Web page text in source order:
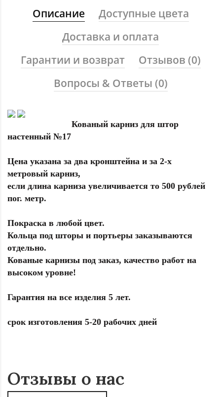
Описание
Доступные цвета
Доставка и оплата
Гарантии и возврат
Отзывов (0)
Вопросы & Ответы (0)
Кованый карниз для штор
настенный №17
Цена указана за два кронштейна и за 2-х
метровый карниз,
если длина карниза увеличивается то 500 рублей
пог. метр.
Покраска в любой цвет.
Кольца под шторы и портьеры заказываются
отдельно.
Кованые карнизы под заказ, качество работ на
высоком уровне!
Гарантия на все изделия 5 лет.
срок изготовления 5-20 рабочих дней
Отзывы о нас